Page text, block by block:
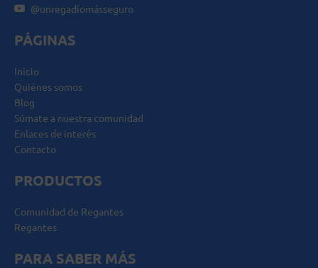
@unregadíomásseguro
PÁGINAS
Inicio
Quiénes somos
Blog
Súmate a nuestra comunidad
Enlaces de interés
Contacto
PRODUCTOS
Comunidad de Regantes
Regantes
PARA SABER MÁS